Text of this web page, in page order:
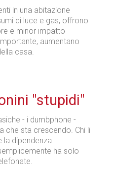
in una abitazione
di luce e gas, offrono
e minor impatto
aumentano
casa.
"stupidi"
- i dumbphone -
che sta crescendo. Chi li
la dipendenza
ha solo